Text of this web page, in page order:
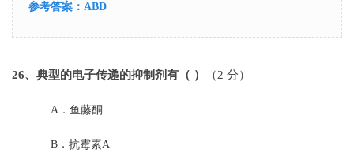
参考答案： ABD
26、典型的电子传递的抑制剂有（ ） （2 分）
A． 鱼藤酮
B． 抗霉素A